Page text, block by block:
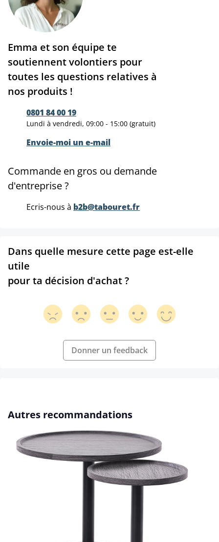
Emma et son équipe te
soutiennent volontiers pour
toutes les questions relatives à
nos produits !
0801 84 00 19
Lundi à vendredi, 09:00 - 15:00 (gratuit)
Envoie-moi un e-mail
Commande en gros ou demande
d'entreprise ?
Ecris-nous à b2b@tabouret.fr
Dans quelle mesure cette page est-elle
utile
pour ta décision d'achat ?
Donner un feedback
Ignorer la galerie de produits
Autres recommandations